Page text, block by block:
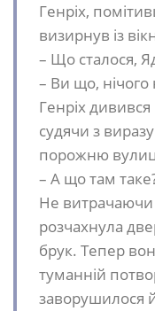
Генріх,
визирнув із
– Що сталося,
– Ви що,
Генріх
судячи з
порожню
– А що там
Не витрачаючи
розчахнула
брук. Тепер
туманній
заворушилося